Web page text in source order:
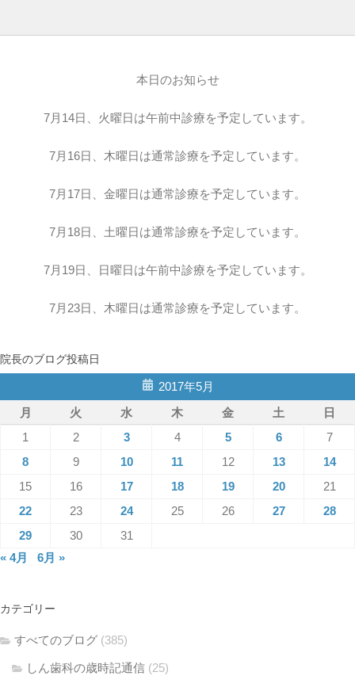
本日のお知らせ
7月14日、火曜日は午前中診療を予定しています。
7月16日、木曜日は通常診療を予定しています。
7月17日、金曜日は通常診療を予定しています。
7月18日、土曜日は通常診療を予定しています。
7月19日、日曜日は午前中診療を予定しています。
7月23日、木曜日は通常診療を予定しています。
院長のブログ投稿日
2017年5月
月
火 水 木 金 土
日
1
2 3 4 5 6
7
8
9 10 11 12 13
14
15
16 17 18 19 20
21
22
23 24 25 26 27
28
29
30
31
« 4月
6月 »
カテゴリー
すべてのブログ (385)
しん歯科の歳時記通信 (25)